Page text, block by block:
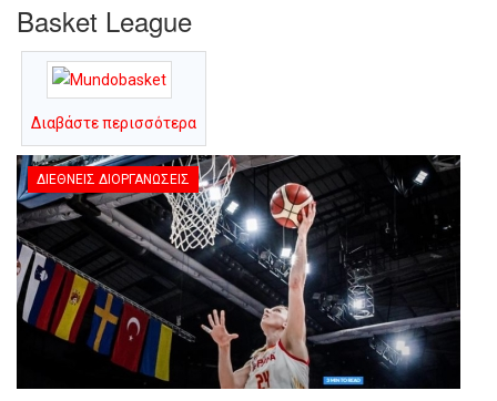
Basket League
Διαβάστε περισσότερα
ΔΙΕΘΝΕΊΣ ΔΙΟΡΓΑΝΏΣΕΙΣ